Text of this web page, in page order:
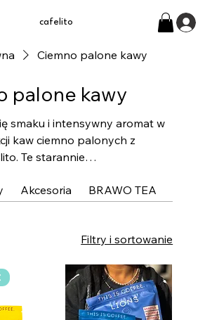
cafelito
Ciemno palone kawy
palone kawy
smaku i intensywny aromat w
kaw ciemno palonych z
Te starannie
mocnej kawy, idealnie
jak i z mlekiem.
Akcesoria BRAWO TEA
Filtry i sortowanie